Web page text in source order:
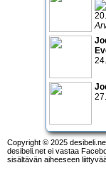
Copyright © 2025
desibeli.net ei vastaa
sisältävän aiheeseen